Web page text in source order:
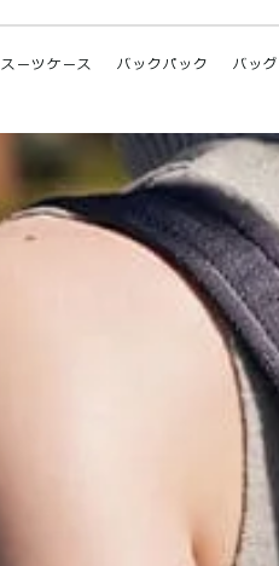
スーツケース バックパック バッグ